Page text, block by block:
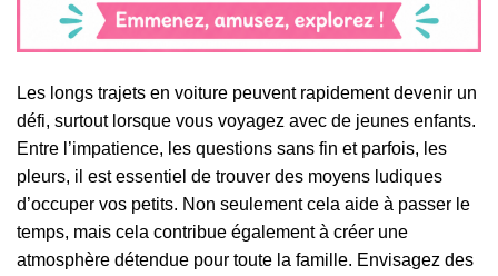
Les longs trajets en voiture peuvent rapidement devenir un
défi, surtout lorsque vous voyagez avec de jeunes enfants.
Entre l’impatience, les questions sans fin et parfois, les
pleurs, il est essentiel de trouver des moyens ludiques
d’occuper vos petits. Non seulement cela aide à passer le
temps, mais cela contribue également à créer une
atmosphère détendue pour toute la famille. Envisagez des